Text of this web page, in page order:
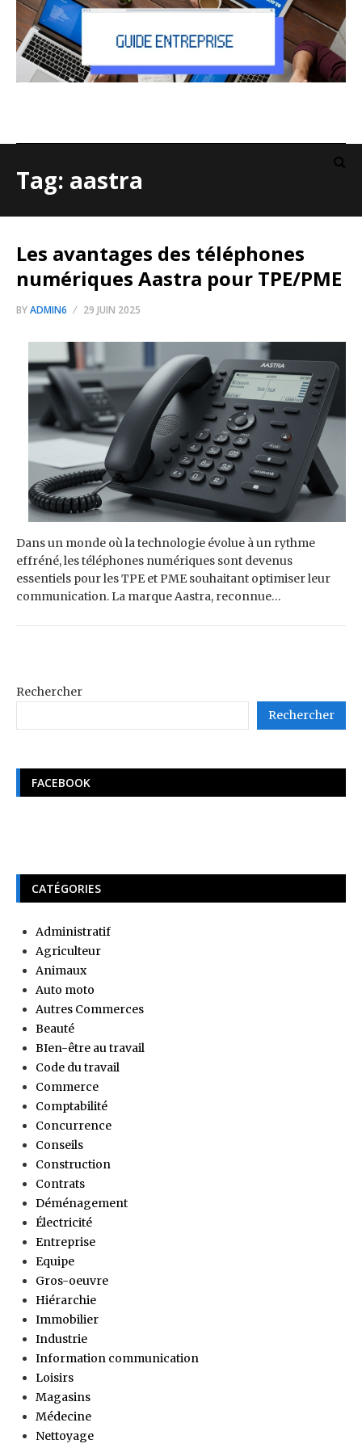
Tag: aastra
Les avantages des téléphones
numériques Aastra pour TPE/PME
BYADMIN6 29 JUIN 2025
Dans un monde où la technologie évolue à un rythme
effréné, les téléphones numériques sont devenus
essentiels pour les TPE et PME souhaitant optimiser leur
communication. La marque Aastra, reconnue…
Rechercher
Rechercher
FACEBOOK
CATÉGORIES
Administratif
Agriculteur
Animaux
Auto moto
Autres Commerces
Beauté
BIen-être au travail
Code du travail
Commerce
Comptabilité
Concurrence
Conseils
Construction
Contrats
Déménagement
Électricité
Entreprise
Equipe
Gros-oeuvre
Hiérarchie
Immobilier
Industrie
Information communication
Loisirs
Magasins
Médecine
Nettoyage